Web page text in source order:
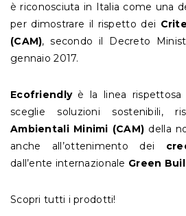
è riconosciuta in Italia come una
per dimostrare il rispetto dei
(CAM), secondo il Decreto
gennaio 2017.
Ecofriendly è la linea rispettosa
sceglie soluzioni sostenibili,
Ambientali Minimi (CAM) della
anche all’ottenimento dei
dall’ente internazionale Green
Scopri tutti i prodotti!